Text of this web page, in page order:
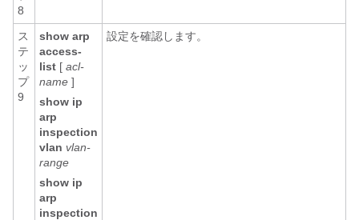
8
ス
テ
ッ
プ
9
show arp
access-
list [ acl-
name ]
show ip
arp
inspection
vlan vlan-
range
show ip
arp
inspection
設定を確認します。